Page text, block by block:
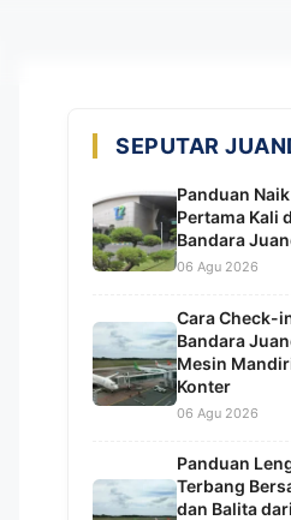
SEPUTAR
Panduan
Pertama Kali
Bandara
06 Agu 2026
Cara Check-
Bandara
Mesin
Konter
06 Agu 2026
Panduan
Terbang
dan Balita